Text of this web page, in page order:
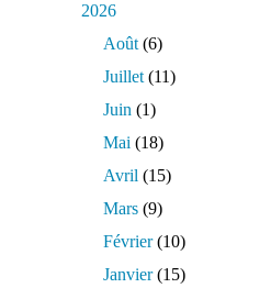
2026
Août (6)
Juillet (11)
Juin (1)
Mai (18)
Avril (15)
Mars (9)
Février(10)
Janvier(15)